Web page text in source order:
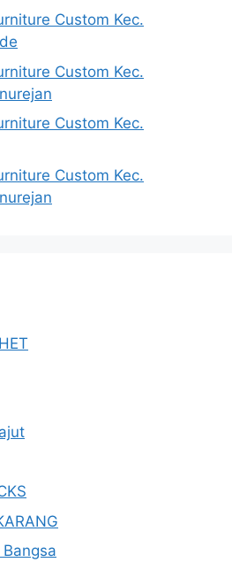
Custom Kec.
Custom Kec.
Custom Kec.
Custom Kec.